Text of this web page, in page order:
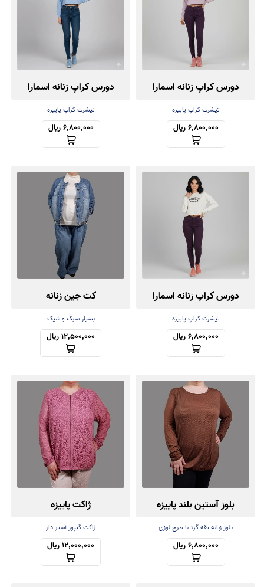
دورس کراپ زنانه اسمارا
تیشرت کراپ پاییزه
6,800,000 ریال
دورس کراپ زنانه اسمارا
تیشرت کراپ پاییزه
6,800,000 ریال
دورس کراپ زنانه اسمارا
تیشرت کراپ پاییزه
6,800,000 ریال
کت جین زنانه
بسیار سبک و شیک
12,500,000 ریال
بلوز آستین بلند پاییزه
بلوز زنانه یقه گرد با طرح لوزی
6,800,000 ریال
ژاکت پاییزه
ژاکت گیپور آستر دار
12,000,000 ریال